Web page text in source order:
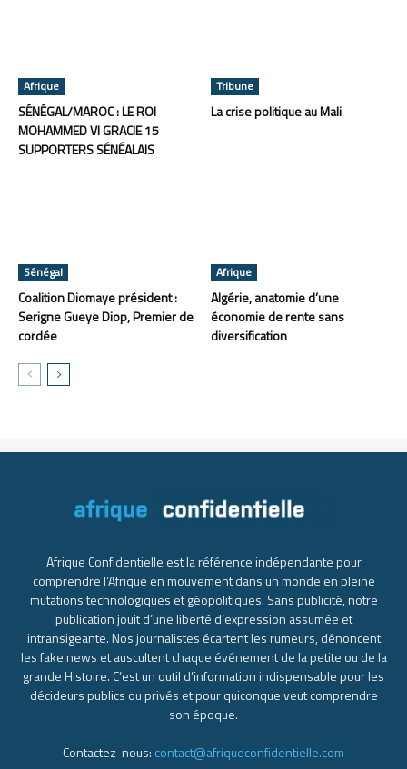
Afrique
SÉNÉGAL/MAROC : LE ROI
MOHAMMED VI GRACIE 15
SUPPORTERS SÉNÉALAIS
Tribune
La crise politique au Mali
Sénégal
Coalition Diomaye président :
Serigne Gueye Diop, Premier de
cordée
Afrique
Algérie, anatomie d’une
économie de rente sans
diversification
Afrique Confidentielle est la référence indépendante pour
comprendre l’Afrique en mouvement dans un monde en pleine
mutations technologiques et géopolitiques. Sans publicité, notre
publication jouit d’une liberté d’expression assumée et
intransigeante. Nos journalistes écartent les rumeurs, dénoncent
les fake news et auscultent chaque événement de la petite ou de la
grande Histoire. C’est un outil d’information indispensable pour les
décideurs publics ou privés et pour quiconque veut comprendre
son époque.
Contactez-nous: contact@afriqueconfidentielle.com